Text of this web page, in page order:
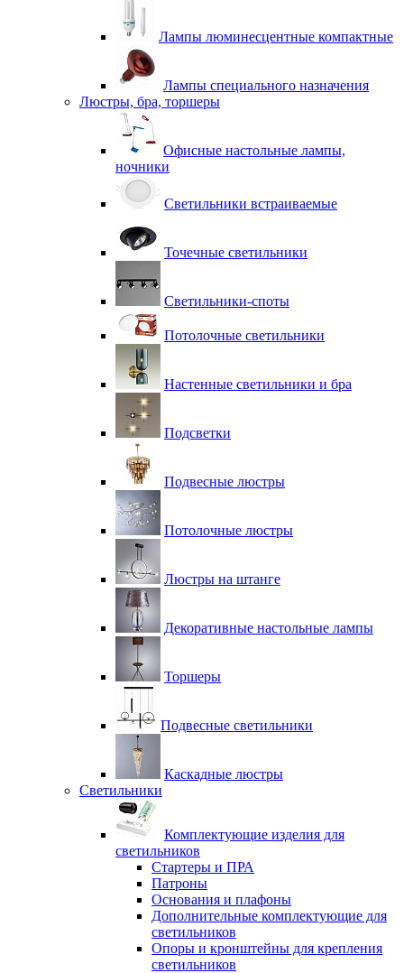
Лампы люминесцентные компактные
Лампы специального назначения
Люстры, бра, торшеры
Офисные настольные лампы,
ночники
Светильники встраиваемые
Точечные светильники
Светильники-споты
Потолочные светильники
Настенные светильники и бра
Подсветки
Подвесные люстры
Потолочные люстры
Люстры на штанге
Декоративные настольные лампы
Торшеры
Подвесные светильники
Каскадные люстры
Светильники
Комплектующие изделия для
светильников
Стартеры и ПРА
Патроны
Основания и плафоны
Дополнительные комплектующие для
светильников
Опоры и кронштейны для крепления
светильников